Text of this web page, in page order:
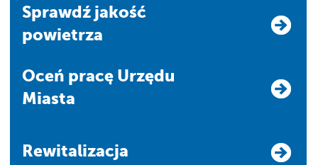
Sprawdź jakość
powietrza
Oceń pracę Urzędu
Miasta
Rewitalizacja